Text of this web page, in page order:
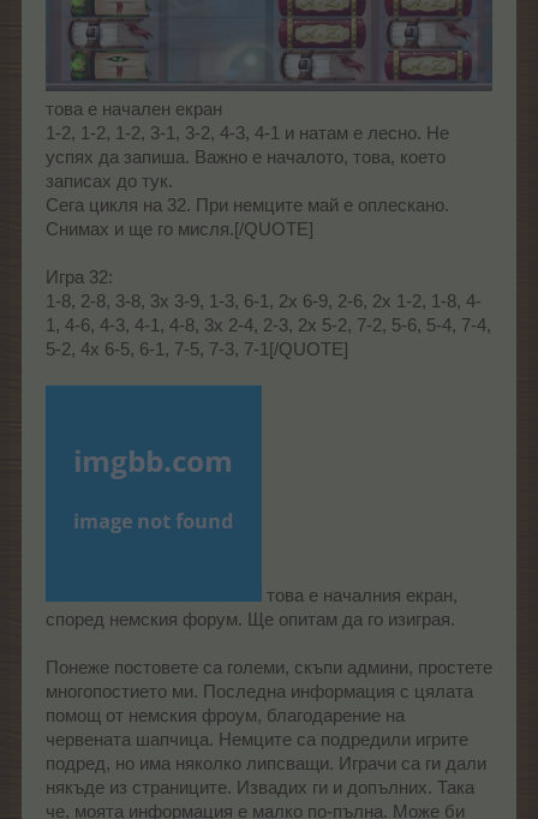
това е начален екран
1-2, 1-2, 1-2, 3-1, 3-2, 4-3, 4-1 и натам е лесно. Не
успях да запиша. Важно е началото, това, което
записах до тук.
Сега цикля на 32. При немците май е оплескано.
Снимах и ще го мисля.[/QUOTE]
Игра 32:
1-8, 2-8, 3-8, 3x 3-9, 1-3, 6-1, 2x 6-9, 2-6, 2x 1-2, 1-8, 4-
1, 4-6, 4-3, 4-1, 4-8, 3x 2-4, 2-3, 2x 5-2, 7-2, 5-6, 5-4, 7-4,
5-2, 4x 6-5, 6-1, 7-5, 7-3, 7-1[/QUOTE]
това е началния екран,
според немския форум. Ще опитам да го изиграя.
Понеже постовете са големи, скъпи админи, простете
многопостието ми. Последна информация с цялата
помощ от немския фроум, благодарение на
червената шапчица. Немците са подредили игрите
подред, но има няколко липсващи. Играчи са ги дали
някъде из страниците. Извадих ги и допълних. Така
че, моята информация е малко по-пълна. Може би